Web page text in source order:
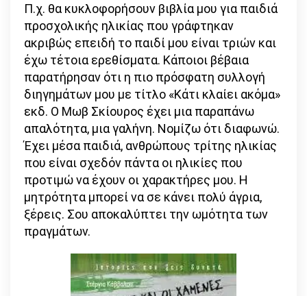
Π.χ. θα κυκλοφορήσουν βιβλία μου για παιδιά
προσχολικής ηλικίας που γράφτηκαν
ακριβώς επειδή το παιδί μου είναι τριών και
έχω τέτοια ερεθίσματα. Κάποιοι βέβαια
παρατήρησαν ότι η πιο πρόσφατη συλλογή
διηγημάτων μου με τίτλο «Κάτι κλαίει ακόμα»
εκδ. Ο Μωβ Σκίουρος έχει μια παραπάνω
απαλότητα, μια γαλήνη. Νομίζω ότι διαφωνώ.
Έχει μέσα παιδιά, ανθρώπους τρίτης ηλικίας
που είναι σχεδόν πάντα οι ηλικίες που
προτιμώ να έχουν οι χαρακτήρες μου. Η
μητρότητα μπορεί να σε κάνει πολύ άγρια,
ξέρεις. Σου αποκαλύπτει την ωμότητα των
πραγμάτων.